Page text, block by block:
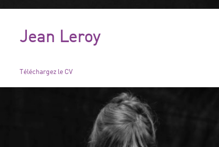
Jean Leroy
Téléchargez le CV